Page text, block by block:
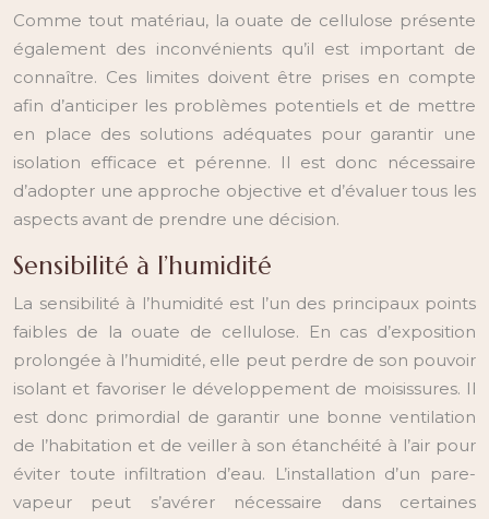
Comme tout matériau, la ouate de cellulose présente
également des inconvénients qu’il est important de
connaître. Ces limites doivent être prises en compte
afin d’anticiper les problèmes potentiels et de mettre
en place des solutions adéquates pour garantir une
isolation efficace et pérenne. Il est donc nécessaire
d’adopter une approche objective et d’évaluer tous les
aspects avant de prendre une décision.
Sensibilité à l’humidité
La sensibilité à l’humidité est l’un des principaux points
faibles de la ouate de cellulose. En cas d’exposition
prolongée à l’humidité, elle peut perdre de son pouvoir
isolant et favoriser le développement de moisissures. Il
est donc primordial de garantir une bonne ventilation
de l’habitation et de veiller à son étanchéité à l’air pour
éviter toute infiltration d’eau. L’installation d’un pare-
vapeur peut s’avérer nécessaire dans certaines